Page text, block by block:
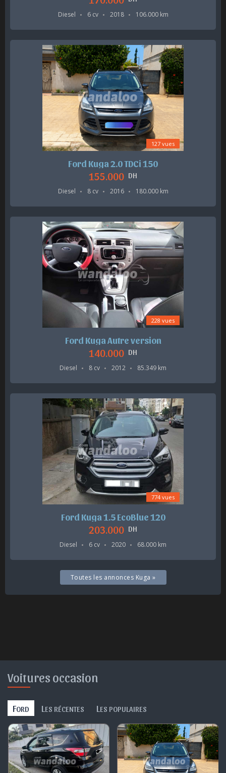
Diesel 6 cv 2018 106.000 km
127 vues
Ford Kuga 2.0 TDCi 150
155.000 DH
Diesel 8 cv 2016 180.000 km
228 vues
Ford Kuga Autre version
140.000 DH
Diesel 8 cv 2012 85.349 km
774 vues
Ford Kuga 1.5 EcoBlue 120
203.000 DH
Diesel 6 cv 2020 68.000 km
Toutes les annonces Kuga »
Voitures occasion
FORD L ES RÉCENTES L ES POPULAIRES